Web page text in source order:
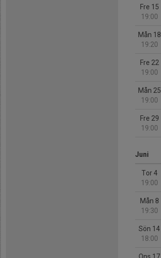
Fre 15
19:00
Mån 18
19:20
Fre 22
19:00
Mån 25
19:00
Fre 29
19:00
Juni
Tor 4
19:00
Mån 8
19:30
Sön 14
18:00